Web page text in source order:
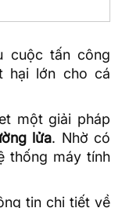
cuộc tấn công
hại lớn cho cá
một giải pháp
lửa. Nhờ có
thống máy tính
tin chi tiết về